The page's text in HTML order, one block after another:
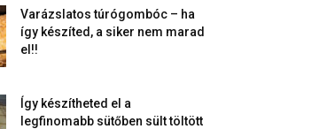
Varázslatos túrógombóc – ha
így készíted, a siker nem marad
el!!
Így készítheted el a
legfinomabb sütőben sült töltött